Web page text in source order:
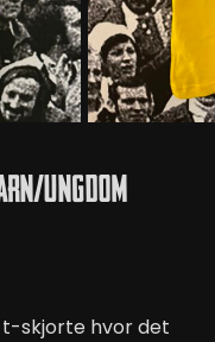
Ungdom
skjorte hvor det